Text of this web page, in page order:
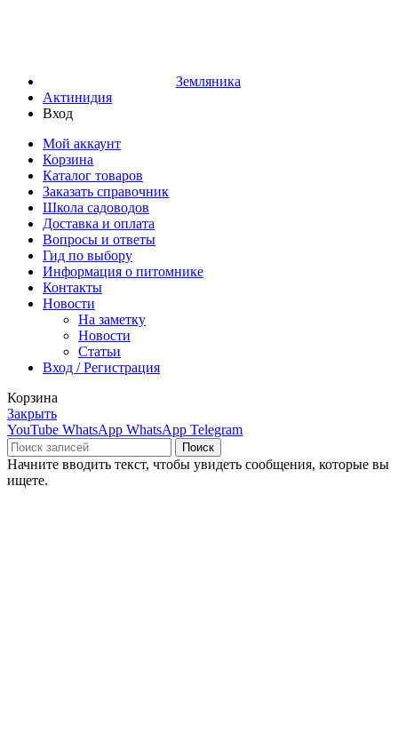
Земляника
Актинидия
Вход
Мой аккаунт
Корзина
Каталог товаров
Заказать справочник
Школа садоводов
Доставка и оплата
Вопросы и ответы
Гид по выбору
Информация о питомнике
Контакты
Новости
На заметку
Новости
Статьи
Вход / Регистрация
Корзина
Закрыть
YouTube WhatsApp WhatsApp Telegram
Поиск
Начните вводить текст, чтобы увидеть сообщения, которые вы
ищете.